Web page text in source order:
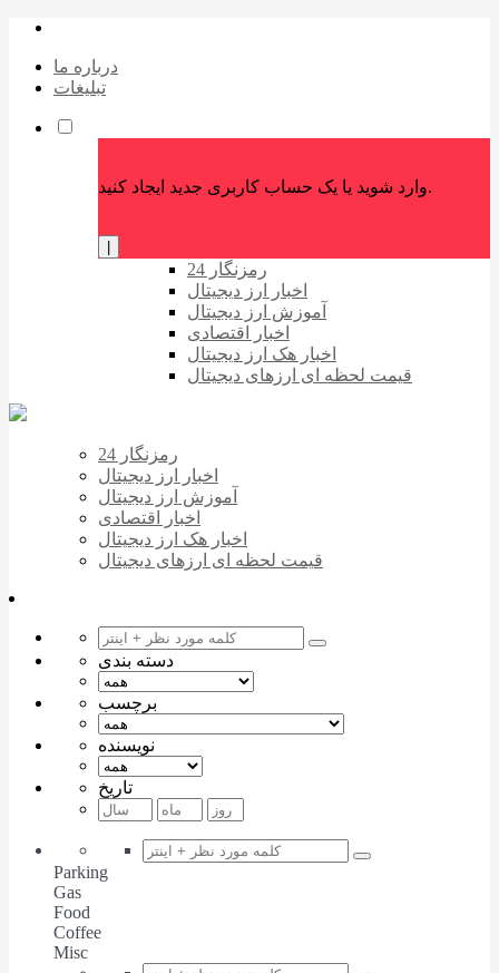
درباره ما
تبلیغات
وارد شوید یا یک حساب کاربری جدید ایجاد کنید.
رمزنگار 24
اخبار ارز دیجیتال
آموزش ارز دیجیتال
اخبار اقتصادی
اخبار هک ارز دیجیتال
قیمت لحظه ای ارزهای دیجیتال
رمزنگار 24
اخبار ارز دیجیتال
آموزش ارز دیجیتال
اخبار اقتصادی
اخبار هک ارز دیجیتال
قیمت لحظه ای ارزهای دیجیتال
دسته بندی
برچسب
نویسنده
تاریخ
Parking
Gas
Food
Coffee
Misc